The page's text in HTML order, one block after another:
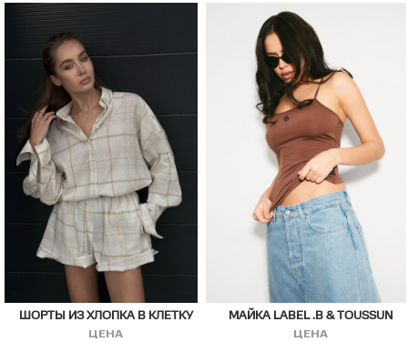
ШОРТЫ ИЗ ХЛОПКА В КЛЕТКУ
ЦЕНА
МАЙКА LABEL .B & TOUSSUN
ЦЕНА